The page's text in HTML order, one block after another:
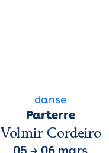
danse
Parterre
Volmir Cordeiro